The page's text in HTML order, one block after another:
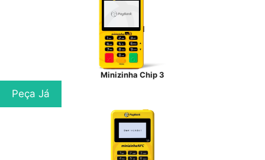
Minizinha Chip 3
Peça Já